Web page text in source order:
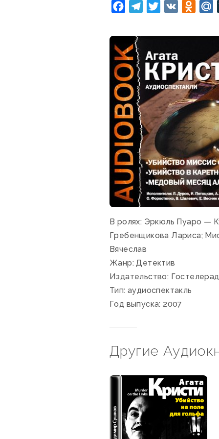
FacebookTelegramTwitter
VK
В ролях: Эркюль Пуаро —
Гребенщикова Лариса;
Вячеслав
Жанр: Детектив
Издательство:
Тип: аудиоспектакль
Год выпуска: 2007
Другие